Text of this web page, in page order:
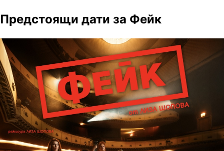
Предстоящи дати за Фейк